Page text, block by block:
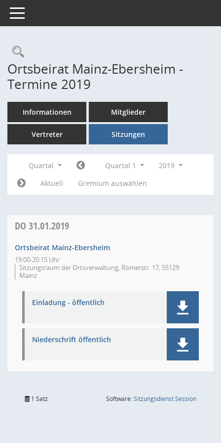
Toggle navigation
Rechercheauswahl
Ortsbeirat Mainz-Ebersheim -
Termine 2019
Informationen Mitglieder
Vertreter Sitzungen
Quartal Quartal 1
2019
Aktuell
Gremium auswählen
DO 31.01.2019
Ortsbeirat Mainz-Ebersheim
19:00-20:15 Uhr
Sitzungsraum der Ortsverwaltung, Römerstr. 17, 55129
Mainz
Einladung - öffentlich
Niederschrift öffentlich
1 Satz Software:SitzungsdienstSession(Wird in